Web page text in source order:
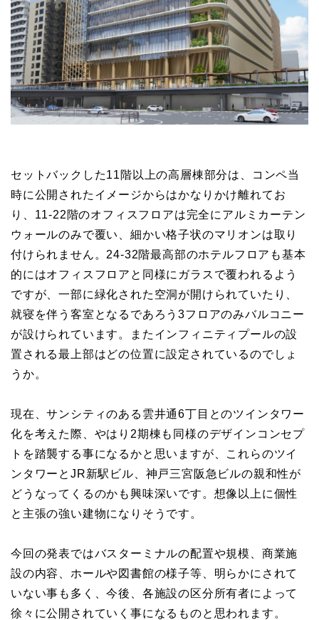
セットバックした11階以上の高層棟部分は、コンペ当
時に公開されたイメージからはかなりかけ離れてお
り、11-22階のオフィスフロアは完全にアルミカーテン
ウォールのみで覆い、細かい格子状のマリオンは取り
付けられません。24-32階最高部のホテルフロアも基本
的にはオフィスフロアと同様にガラスで覆われるよう
ですが、一部に緑化された空洞が開けられていたり、
就寝を伴う客室となるであろう3フロアのみバルコニー
が設けられています。またインフィニティプールの設
置される最上部はどの位置に設定されているのでしょ
うか。
現在、サンシティのある雲井通6丁目とのツインタワー
化を考えた際、やはり2期棟も同様のデザインコンセプ
トを踏襲する事になるかと思いますが、これらのツイ
ンタワーとJR新駅ビル、神戸三宮阪急ビルの親和性が
どうなってくるのかも興味深いです。想像以上に個性
と主張の強い建物になりそうです。
今回の発表ではバスターミナルの配置や規模、商業施
設の内容、ホールや図書館の様子等、明らかにされて
いない事も多く、今後、各施設の区分所有者によって
徐々に公開されていく事になるものと思われます。